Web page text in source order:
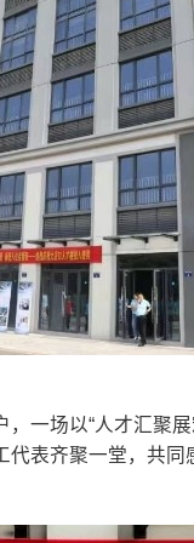
一场以“人才汇聚
表齐聚一堂，共同